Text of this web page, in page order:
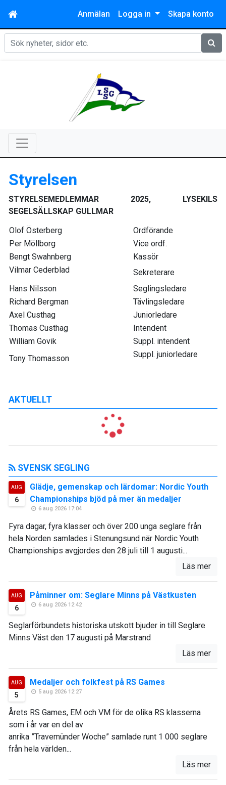
Anmälan Logga in Skapa konto
Sök
Styrelsen
STYRELSEMEDLEMMAR 2025, LYSEKILS
SEGELSÄLLSKAP GULLMAR
Olof Österberg
Ordförande
Per Möllborg
Vice ordf.
Bengt Swahnberg
Kassör
Vilmar Cederblad
Sekreterare
Hans Nilsson
Seglingsledare
Richard Bergman
Tävlingsledare
Axel Custhag
Juniorledare
Thomas Custhag
Intendent
William Govik
Suppl. intendent
Tony Thomasson
Suppl. juniorledare
AKTUELLT
SVENSK SEGLING
AUG
6
Glädje, gemenskap och lärdomar: Nordic Youth
Championships bjöd på mer än medaljer
6 aug 2026 17:04
Fyra dagar, fyra klasser och över 200 unga seglare från
hela Norden samlades i Stenungsund när Nordic Youth
Championships avgjordes den 28 juli till 1 augusti...
Läs mer
AUG
6
Påminner om: Seglare Minns på Västkusten
6 aug 2026 12:42
Seglarförbundets historiska utskott bjuder in till Seglare
Minns Väst den 17 augusti på Marstrand
Läs mer
AUG
5
Medaljer och folkfest på RS Games
5 aug 2026 12:27
Årets RS Games, EM och VM för de olika RS klasserna
som i år var en del av
anrika ”Travemünder Woche” samlade runt 1 000 seglare
från hela världen...
Läs mer